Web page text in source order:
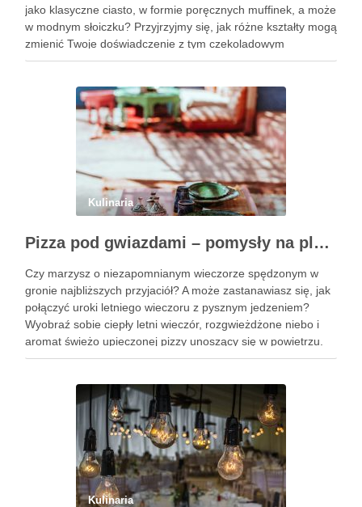
jako klasyczne ciasto, w formie poręcznych muffinek, a może
w modnym słoiczku? Przyjrzyjmy się, jak różne kształty mogą
zmienić Twoje doświadczenie z tym czekoladowym
przysmakiem. Podobne wpisy Trzy pomysły na wykwintne
Kulinaria
Pizza pod gwiazdami – pomysły na plenerowy wieczór z przyjaciółmi
Czy marzysz o niezapomnianym wieczorze spędzonym w
gronie najbliższych przyjaciół? A może zastanawiasz się, jak
połączyć uroki letniego wieczoru z pysznym jedzeniem?
Wyobraź sobie ciepły letni wieczór, rozgwieżdżone niebo i
aromat świeżo upieczonej pizzy unoszący się w powietrzu.
Brzmi kusząco, prawda? W tym artykule pokażę Ci, jak
Kulinaria